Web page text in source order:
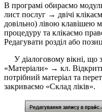
В програмі обираємо
лист послуг → двічі
довільно) лівою
процедуру та клікаємо
Редагувати розділ або
У діалоговому вікні, що
«Матеріали» → кл.
потрібний матеріал та
закриваємо «Склад ліків».